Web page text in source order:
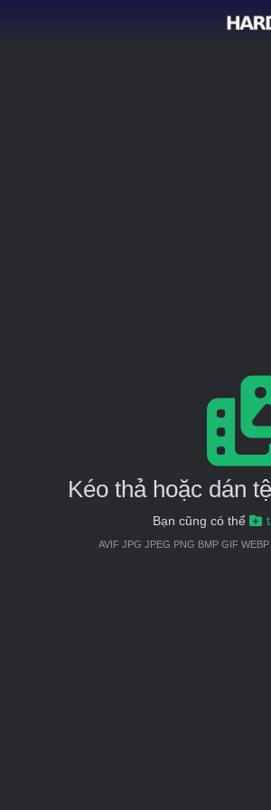
Kéo thả hoặc dán
Bạn cũng có thể
AVIF JPG JPEG PNG BMP GIF